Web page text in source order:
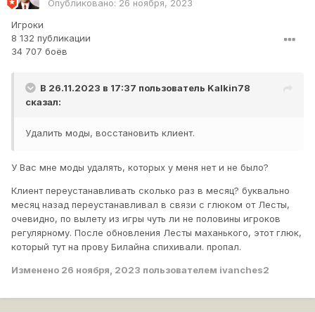
Опубликовано: 26 ноября, 2023
Игроки
8 132 публикации
34 707 боёв
В 26.11.2023 в 17:37 пользователь Kalkin78
сказал:
Удалить моды, восстановить клиент.
У Вас мне моды удалять, которых у меня нет и не было?
Клиент переустанавливать сколько раз в месяц? буквально
месяц назад переустанавливал в связи с глюком от Лесты,
очевидно, по вылету из игры чуть ли не половины игроков
регулярному. После обновления Лесты маханького, этот глюк,
который тут на прову Билайна спихивали. пропал.
Изменено 26 ноября, 2023 пользователем ivanches2